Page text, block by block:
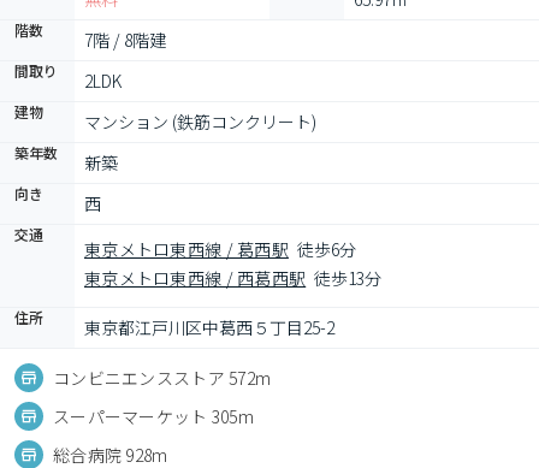
階数 7階 / 8階建
間取り 2LDK
建物 マンション (鉄筋コンクリート)
築年数 新築
向き 西
交通
東京メトロ東西線 / 葛西駅 徒歩6分
東京メトロ東西線 / 西葛西駅 徒歩13分
住所 東京都江戸川区中葛西５丁目25-2
コンビニエンスストア 572m
スーパーマーケット 305m
総合病院 928m